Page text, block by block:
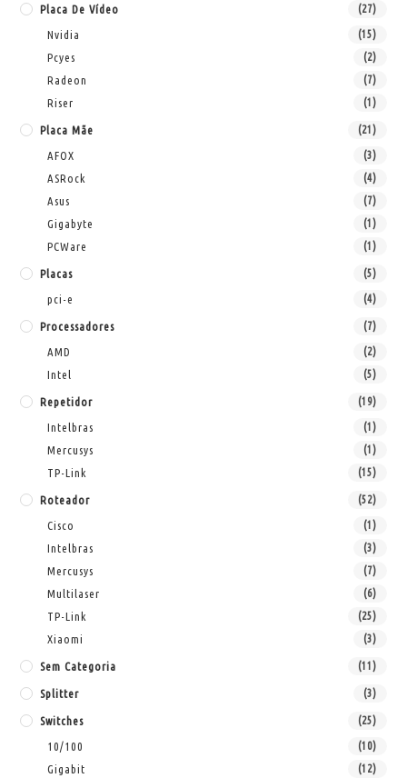
Placa De Vídeo (27)
Nvidia (15)
Pcyes (2)
Radeon (7)
Riser (1)
Placa Mãe (21)
AFOX (3)
ASRock (4)
Asus (7)
Gigabyte (1)
PCWare (1)
Placas (5)
pci-e (4)
Processadores (7)
AMD (2)
Intel (5)
Repetidor (19)
Intelbras (1)
Mercusys (1)
TP-Link (15)
Roteador (52)
Cisco (1)
Intelbras (3)
Mercusys (7)
Multilaser (6)
TP-Link (25)
Xiaomi (3)
Sem Categoria (11)
Splitter (3)
Switches (25)
10/100 (10)
Gigabit (12)